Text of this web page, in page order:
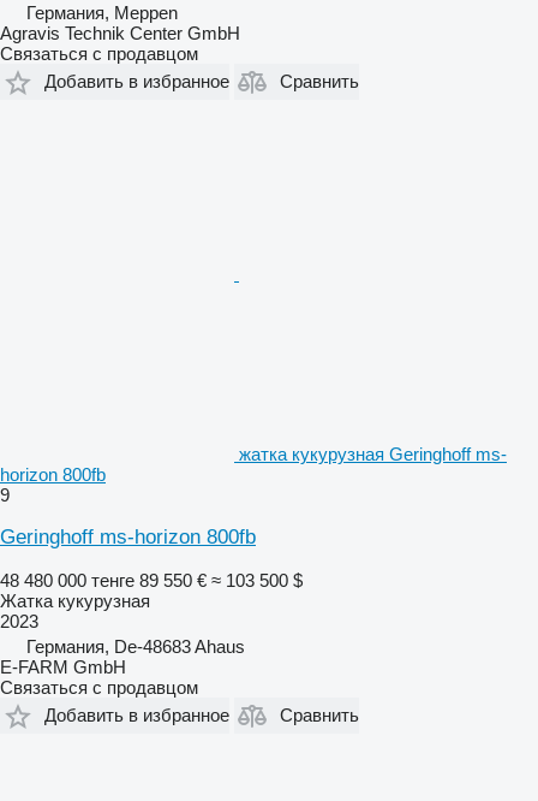
Германия, Meppen
Agravis Technik Center GmbH
Связаться с продавцом
Добавить в избранное
Сравнить
жатка кукурузная Geringhoff ms-
horizon 800fb
9
Geringhoff ms-horizon 800fb
48 480 000 тенге 89 550 € ≈ 103 500 $
Жатка кукурузная
2023
Германия, De-48683 Ahaus
E-FARM GmbH
Связаться с продавцом
Добавить в избранное
Сравнить